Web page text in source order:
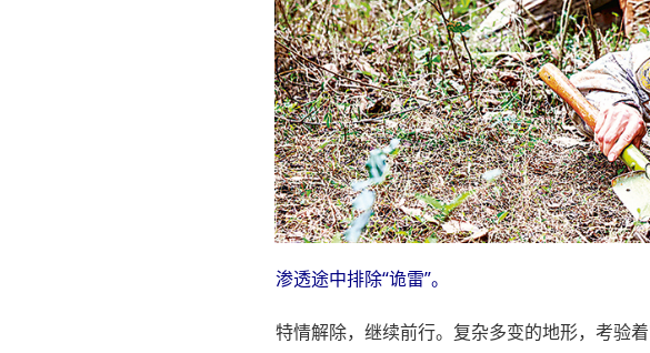
渗透途中排除“诡雷”。
特情解除，继续前行。复杂多变的地形，考验